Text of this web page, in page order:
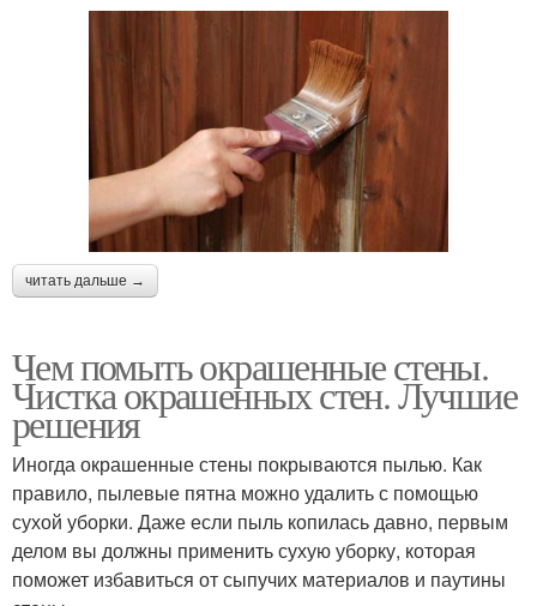
читать дальше →
Чем помыть окрашенные стены.
Чистка окрашенных стен. Лучшие
решения
Иногда окрашенные стены покрываются пылью. Как
правило, пылевые пятна можно удалить с помощью
сухой уборки. Даже если пыль копилась давно, первым
делом вы должны применить сухую уборку, которая
поможет избавиться от сыпучих материалов и паутины